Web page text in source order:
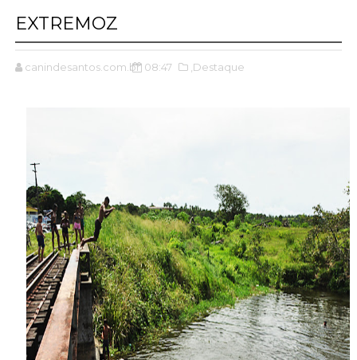
EXTREMOZ
canindesantos.com.br 08:47 ,Destaque